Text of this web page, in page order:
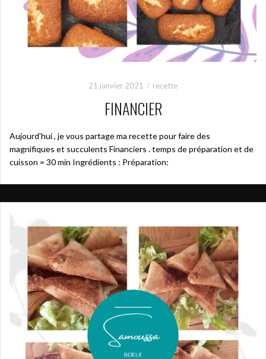
21 janvier 2021 recette
FINANCIER
Aujourd’hui , je vous partage ma recette pour faire des
magnifiques et succulents Financiers . temps de préparation et de
cuisson = 30 min Ingrédients : Préparation: